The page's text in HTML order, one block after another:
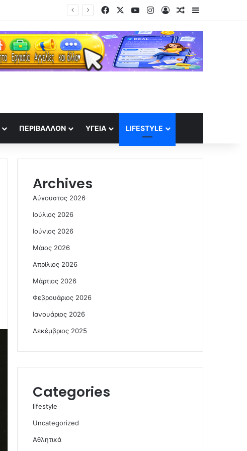
FacebookYouTubeInstagram
Log InRandom Article
Sidebar
ΠΕΡΙΒΆΛΛΟΝ ΥΓΕΊΑ LIFESTYLE
Archives
Αύγουστος 2026
Ιούλιος 2026
Ιούνιος 2026
Μάιος 2026
Απρίλιος 2026
Μάρτιος 2026
Φεβρουάριος 2026
Ιανουάριος 2026
Δεκέμβριος 2025
Categories
lifestyle
Uncategorized
Αθλητικά